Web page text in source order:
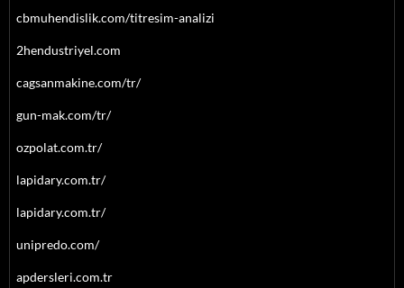
cbmuhendislik.com/titresim-analizi
2hendustriyel.com
cagsanmakine.com/tr/
gun-mak.com/tr/
ozpolat.com.tr/
lapidary.com.tr/
lapidary.com.tr/
unipredo.com/
apdersleri.com.tr